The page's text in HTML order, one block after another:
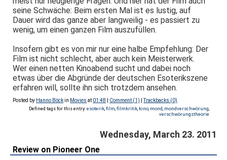
seine Schwäche: Beim ersten Mal ist es lustig, auf
Dauer wird das ganze aber langweilig - es passiert zu
wenig, um einen ganzen Film auszufüllen.
Insofern gibt es von mir nur eine halbe Empfehlung: Der
Film ist nicht schlecht, aber auch kein Meisterwerk.
Wer einen netten Kinoabend sucht und dabei noch
etwas über die Abgründe der deutschen Esoterikszene
erfahren will, sollte ihn sich trotzdem ansehen.
Posted by Hanno Böckin Movies at 01:48 Comment (1) |Trackbacks (0)
Defined tags for this entry:esoterik, film filmkritik, kino, mond mondverschwörung
verschwörungstheorie
Wednesday, March 23. 2011
Review on Pioneer One